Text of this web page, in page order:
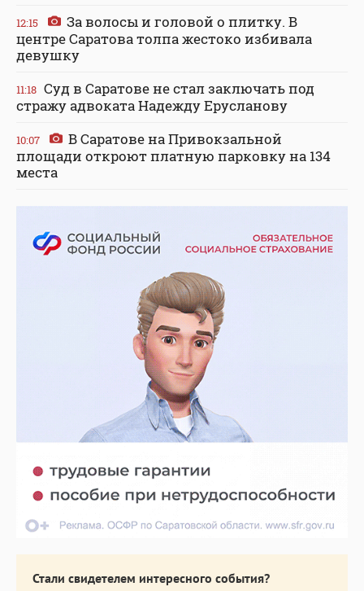
12:15
За волосы и головой о плитку. В
центре Саратова толпа жестоко избивала
девушку
11:18 Суд в Саратове не стал заключать под
стражу адвоката Надежду Ерусланову
10:07
В Саратове на Привокзальной
площади откроют платную парковку на 134
места
Стали свидетелем интересного события?